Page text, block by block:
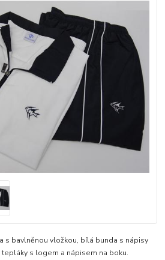
s bavlněnou vložkou, bílá bunda s nápisy
s logem a nápisem na boku.